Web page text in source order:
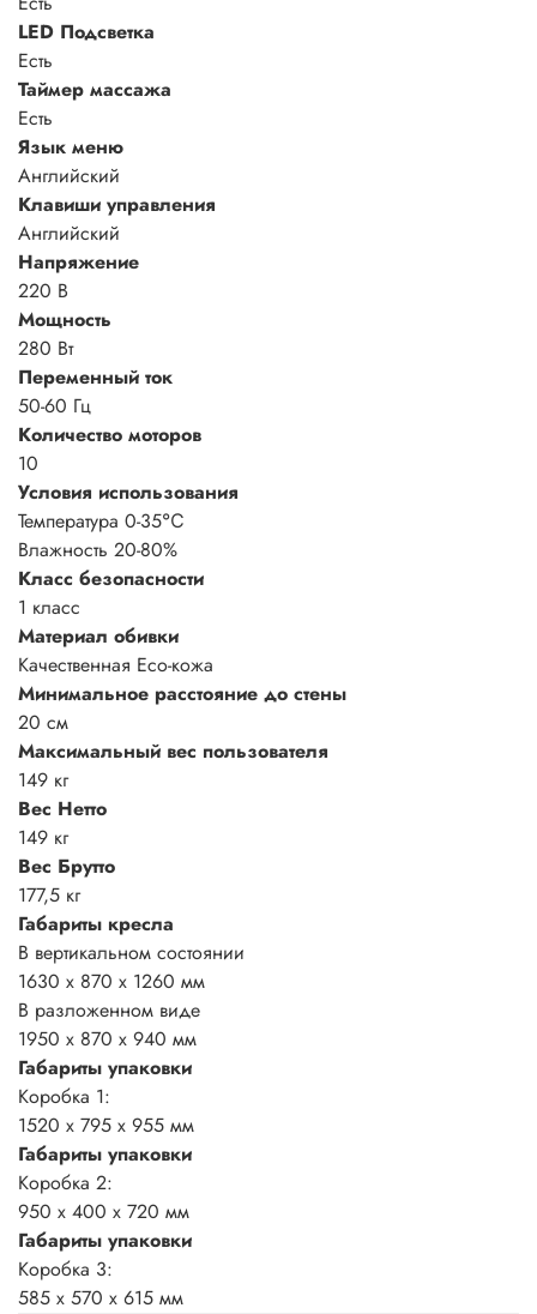
LED Подсветка
Есть
Таймер массажа
Есть
Язык меню
Английский
Клавиши управления
Английский
Напряжение
220 В
Мощность
280 Вт
Переменный ток
50-60 Гц
Количество моторов
10
Условия использования
Температура 0-35℃
Влажность 20-80%
Класс безопасности
1 класс
Материал обивки
Качественная Eco-кожа
Минимальное расстояние до стены
20 см
Максимальный вес пользователя
149 кг
Вес Нетто
149 кг
Вес Брутто
177,5 кг
Габариты кресла
В вертикальном состоянии
1630 х 870 х 1260 мм
В разложенном виде
1950 х 870 х 940 мм
Габариты упаковки
Коробка 1:
1520 х 795 х 955 мм
Габариты упаковки
Коробка 2:
950 х 400 х 720 мм
Габариты упаковки
Коробка 3:
585 х 570 х 615 мм